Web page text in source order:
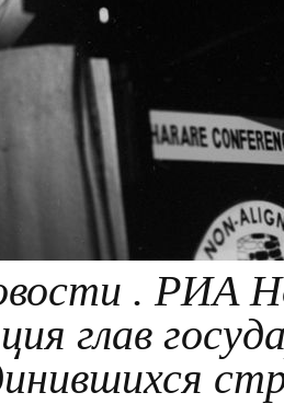
. РИА
глав